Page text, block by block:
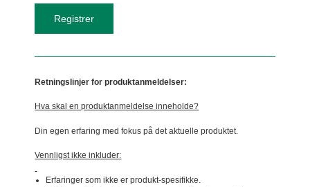
Retningslinjer for produktanmeldelser:
Hva skal en produktanmeldelse inneholde?
Din egen erfaring med fokus på det aktuelle produktet.
Vennligst ikke inkluder:
Erfaringer som ikke er produkt-spesifikke.